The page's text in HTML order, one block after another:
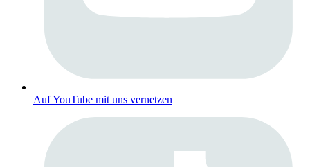
Auf YouTube mit uns vernetzen